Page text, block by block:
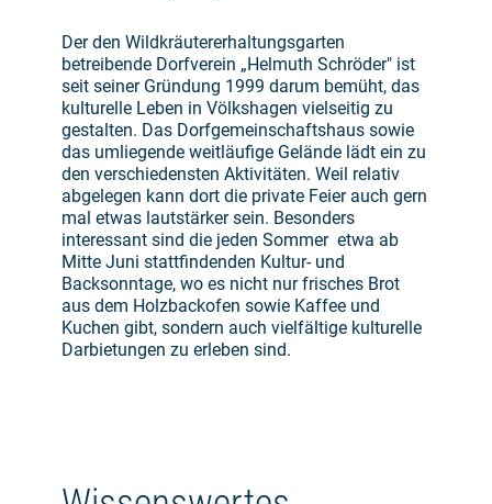
Der den Wildkräutererhaltungsgarten
betreibende Dorfverein „Helmuth Schröder" ist
seit seiner Gründung 1999 darum bemüht, das
kulturelle Leben in Völkshagen vielseitig zu
gestalten. Das Dorfgemeinschaftshaus sowie
das umliegende weitläufige Gelände lädt ein zu
den verschiedensten Aktivitäten. Weil relativ
abgelegen kann dort die private Feier auch gern
mal etwas lautstärker sein. Besonders
interessant sind die jeden Sommer etwa ab
Mitte Juni stattfindenden Kultur- und
Backsonntage, wo es nicht nur frisches Brot
aus dem Holzbackofen sowie Kaffee und
Kuchen gibt, sondern auch vielfältige kulturelle
Darbietungen zu erleben sind.